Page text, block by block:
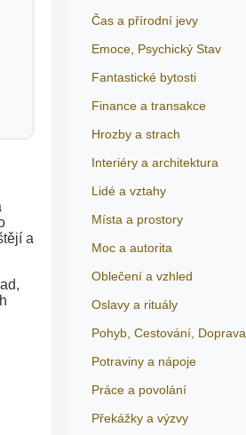
a
Čas a přírodní jevy
Emoce, Psychický Stav
Fantastické bytosti
Finance a transakce
Hrozby a strach
Interiéry a architektura
Lidé a vztahy
Místa a prostory
Moc a autorita
Oblečení a vzhled
Oslavy a rituály
Pohyb, Cestování, Doprava
Potraviny a nápoje
Práce a povolání
Překážky a výzvy